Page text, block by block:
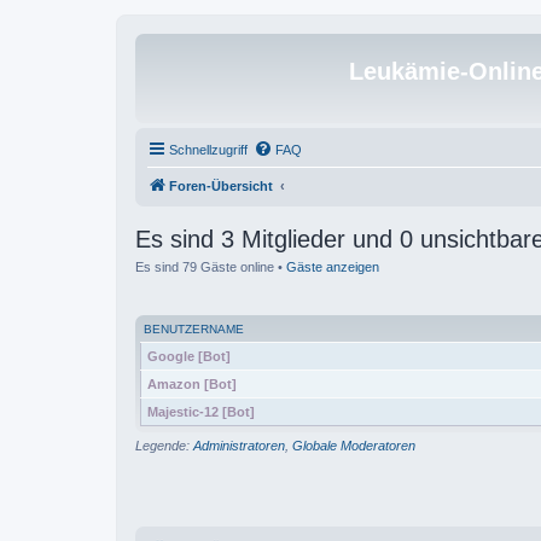
Leukämie-
Schnellzugriff FAQ
Foren-Übersicht
Es sind 3 Mitglieder und 0
Es sind 79 Gäste online • Gäste anzeigen
BENUTZERNAME
Google [Bot]
Amazon [Bot]
Majestic-12 [Bot]
Legende: Administratoren Globale Moderatoren